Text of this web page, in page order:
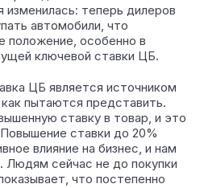
изменилась: теперь дилеров
автомобили, что
положение, особенно в
ключевой ставки ЦБ.
ЦБ является источником
пытаются представить.
ставку в товар, и это
ставки до 20%
влияние на бизнес, и нам
Людям сейчас не до покупки
что постепенно